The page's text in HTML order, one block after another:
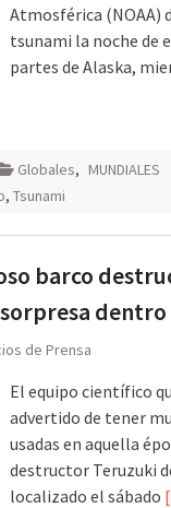
Atmosférica (NOAA)
tsunami la noche de
partes de Alaska,
Globales, MUNDIALES
, Tsunami
barco
dentro
de Prensa
El equipo científico
advertido de tener
usadas en aquella
destructor Teruzuki
localizado el sábado